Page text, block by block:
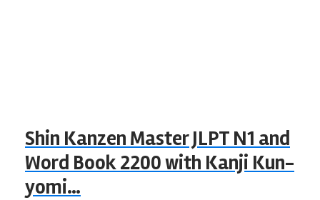
Shin Kanzen Master JLPT N1 and
Word Book 2200 with Kanji Kun-
yomi…